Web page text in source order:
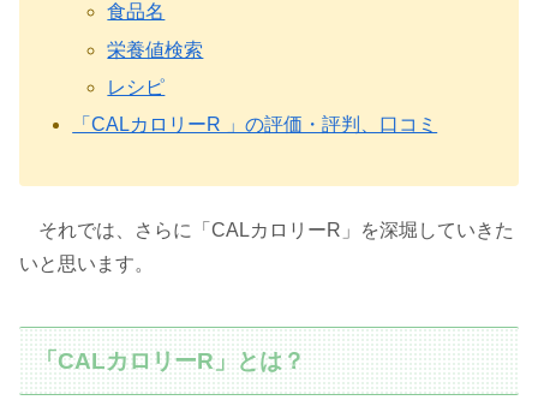
食品名
栄養値検索
レシピ
「CALカロリーR 」の評価・評判、口コミ
それでは、さらに「CALカロリーR」を深堀していきた
いと思います。
「CALカロリーR」とは？